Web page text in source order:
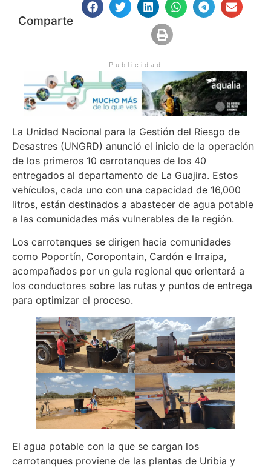
Comparte
Publicidad
La Unidad Nacional para la Gestión del Riesgo de
Desastres (UNGRD) anunció el inicio de la operación
de los primeros 10 carrotanques de los 40
entregados al departamento de La Guajira. Estos
vehículos, cada uno con una capacidad de 16,000
litros, están destinados a abastecer de agua potable
a las comunidades más vulnerables de la región.
Los carrotanques se dirigen hacia comunidades
como Poportín, Coropontain, Cardón e Irraipa,
acompañados por un guía regional que orientará a
los conductores sobre las rutas y puntos de entrega
para optimizar el proceso.
El agua potable con la que se cargan los
carrotanques proviene de las plantas de Uribia y